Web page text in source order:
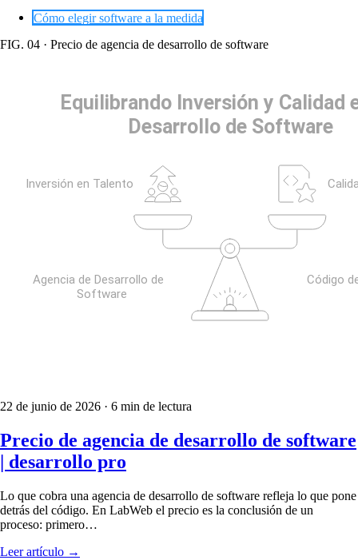
Cómo elegir software a la medida
FIG. 04 · Precio de agencia de desarrollo de software
22 de junio de 2026 · 6 min de lectura
Precio de agencia de desarrollo de software
| desarrollo pro
Lo que cobra una agencia de desarrollo de software refleja lo que pone
detrás del código. En LabWeb el precio es la conclusión de un
proceso: primero…
Leer artículo →